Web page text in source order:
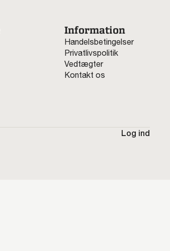
Information
Handelsbetingelser
Privatlivspolitik
Vedtægter
Kontakt os
Log ind